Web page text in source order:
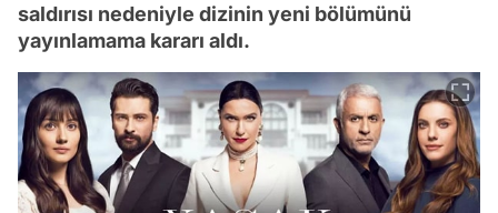
saldırısı nedeniyle dizinin yeni bölümünü
yayınlamama kararı aldı.